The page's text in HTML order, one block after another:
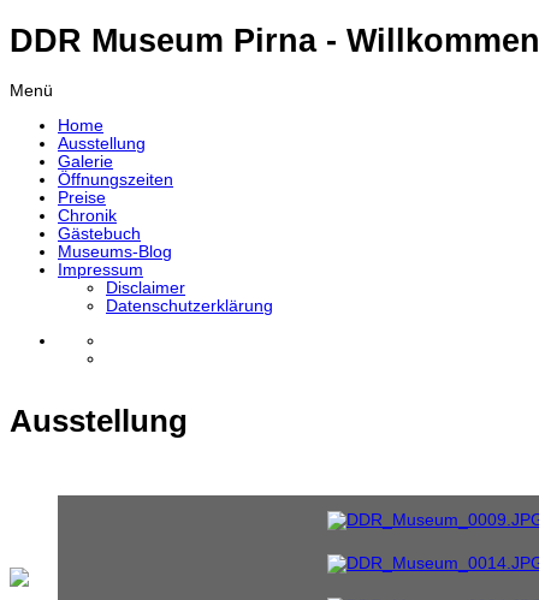
DDR Museum Pirna -
Menü
Home
Ausstellung
Galerie
Öffnungszeiten
Preise
Chronik
Gästebuch
Museums-Blog
Impressum
Disclaimer
Datenschutzerklärung
Ausstellung